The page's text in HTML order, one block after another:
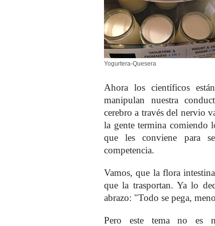
Yogurtera-Quesera
Ahora los científicos
manipulan nuestra
cerebro a través del nervio
la gente termina
que les conviene para
competencia.
Vamos, que la flora
que la trasportan. Ya lo
abrazo: "Todo se pega,
Pero este tema no es